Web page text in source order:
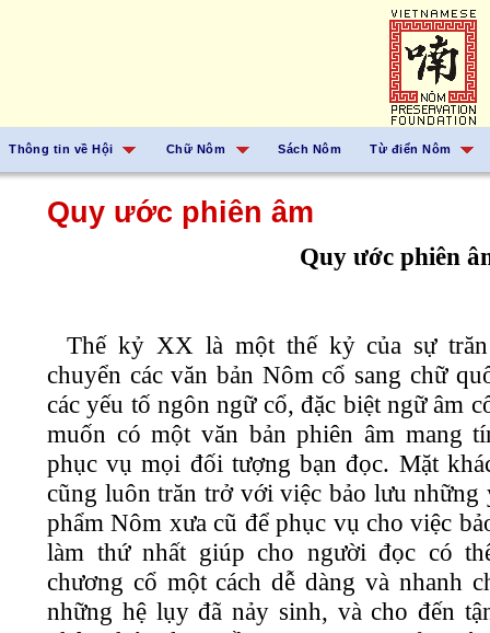
Thông tin về Hội Chữ Nôm Sách Nôm Từ điển Nôm
Quy ước phiên âm
Quy ước phiên
Thế kỷ XX là một thế kỷ của sự
chuyển các văn bản Nôm cổ sang chữ
các yếu tố ngôn ngữ cổ, đặc biệt ngữ âm
muốn có một văn bản phiên âm mang
phục vụ mọi đối tượng bạn đọc. Mặt
cũng luôn trăn trở với việc bảo lưu những
phẩm Nôm xưa cũ để phục vụ cho việc
làm thứ nhất giúp cho người đọc có
chương cổ một cách dễ dàng và nhanh
những hệ lụy đã nảy sinh, và cho đến